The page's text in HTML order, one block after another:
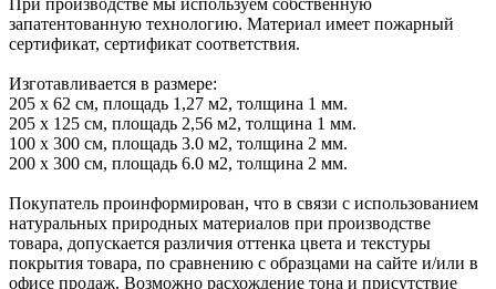
запатентованную технологию. Материал имеет пожарный
сертификат, сертификат соответствия.
Изготавливается в размере:
205 х 62 см, площадь 1,27 м2, толщина 1 мм.
205 х 125 см, площадь 2,56 м2, толщина 1 мм.
100 х 300 см, площадь 3.0 м2, толщина 2 мм.
200 х 300 см, площадь 6.0 м2, толщина 2 мм.
Покупатель проинформирован, что в связи с использованием
натуральных природных материалов при производстве
товара, допускается различия оттенка цвета и текстуры
покрытия товара, по сравнению с образцами на сайте и/или в
офисе продаж. Возможно расхождение тона и присутствие